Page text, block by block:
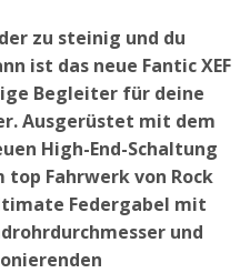
zu steinig und du
ist das neue Fantic XEF
Begleiter für deine
Ausgerüstet mit dem
High-End-Schaltung
top Fahrwerk von Rock
Federgabel mit
und